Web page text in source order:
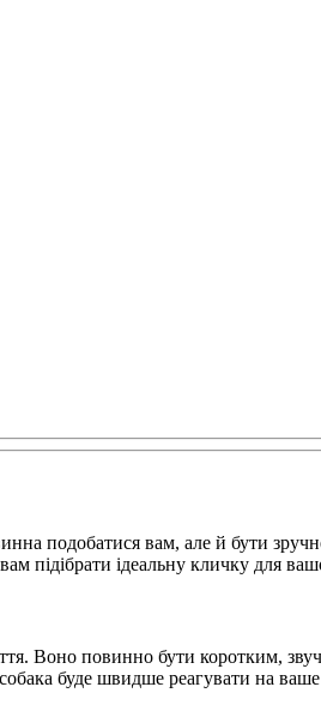
подобатися вам, але й бути
підібрати ідеальну кличку для
Воно повинно бути коротким,
буде швидше реагувати на